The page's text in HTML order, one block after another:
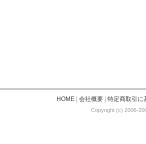
HOME| 会社概要| 特定商取引に
Copyright (c) 2006-